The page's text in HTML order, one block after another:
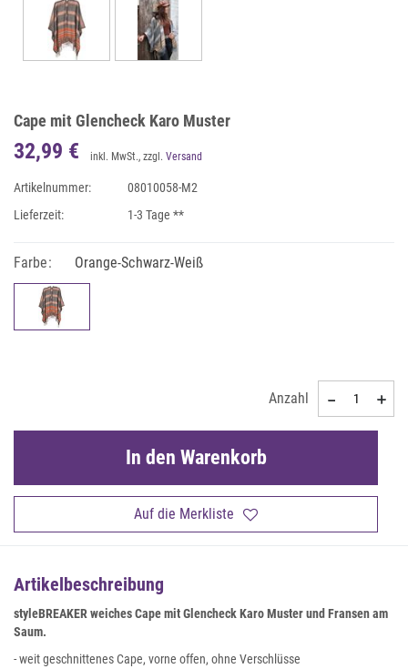
Cape mit Glencheck Karo Muster
32,99 € inkl. MwSt., zzgl. Versand
Artikelnummer:
08010058-M2
Lieferzeit:
1-3 Tage **
Farbe: Orange-Schwarz-Weiß
Anzahl
Auf die Merkliste
In den Warenkorb
Artikelbeschreibung
styleBREAKER weiches Cape mit Glencheck Karo Muster und Fransen am
Saum.
- weit geschnittenes Cape, vorne offen, ohne Verschlüsse